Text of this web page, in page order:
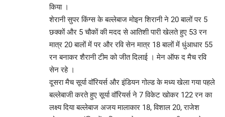
किया ।
शेरानी सुपर किंग्स के बल्लेबाज मोइन शिरानी ने 20 बालों पर 5
छक्कों और 5 चौकों की मदद से आतिशी पारी खेलते हुए 53 रन
मात्र 20 बालों में पर और रवि सेन मात्र 18 बालों में धुंआधार 55
रन बनाकर शैरानी टीम को जीत दिलाई । मेन ऑफ द मैच रवि
सेन रहे ।
दूसरा मैच सूर्या वॉरियर्स और इंडियन गोल्ड के मध्य खेला गया पहले
बल्लेबाजी करते हुए सूर्या वॉरियर्स ने 7 विकेट खोकर 122 रन का
लक्ष्य दिया बल्लेबाज अजय मालाकार 18, विशाल 20, राजेश